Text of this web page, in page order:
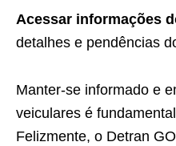
Acessar informações
detalhes e pendências
Manter-se informado e
veiculares é
Felizmente, o Detran